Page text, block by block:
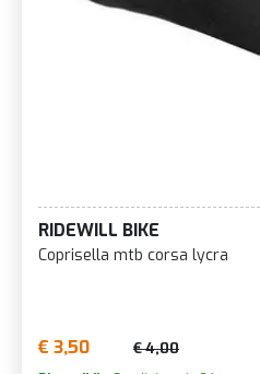
RIDEWILL BIKE
Coprisella mtb corsa lycra
€ 3,50 € 4,00